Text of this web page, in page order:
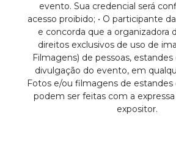
evento. Sua credencial será
acesso proibido; • O participante
e concorda que a organizadora
direitos exclusivos de uso de
Filmagens) de pessoas,
divulgação do evento, em
Fotos e/ou filmagens de estandes
podem ser feitas com a
expositor.